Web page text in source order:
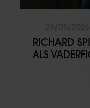
RICHARD
ALS